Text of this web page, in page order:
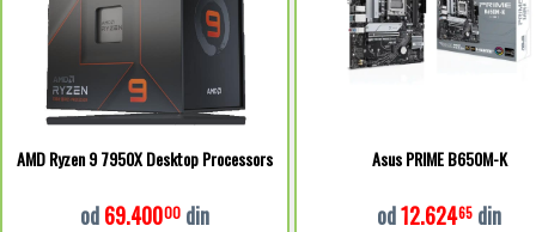
AMD Ryzen 9 7950X Desktop Processors
od69.40000 din
Asus PRIME B650M-K
od12.62465 din